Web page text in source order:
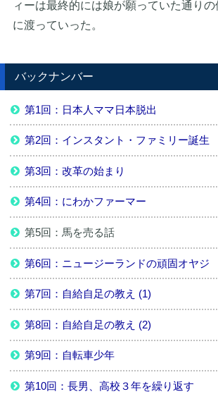
ィーは最終的には娘が願っていた通り
に渡っていった。
バックナンバー
第1回：日本人ママ日本脱出
第2回：インスタント・ファミリー誕生
第3回：改革の始まり
第4回：にわかファーマー
第5回：馬を売る話
第6回：ニュージーランドの頑固オヤジ
第7回：自給自足の教え (1)
第8回：自給自足の教え (2)
第9回：自転車少年
第10回：長男、高校３年を繰り返す